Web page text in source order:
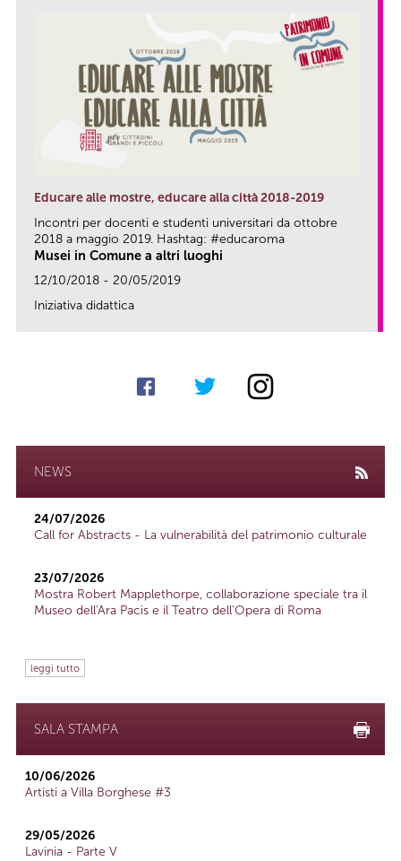
Educare alle mostre, educare alla città 2018-2019
Incontri per docenti e studenti universitari da ottobre
2018 a maggio 2019. Hashtag: #educaroma
Musei in Comune a altri luoghi
12/10/2018 - 20/05/2019
Iniziativa didattica
NEWS
24/07/2026
Call for Abstracts - La vulnerabilità del patrimonio culturale
23/07/2026
Mostra Robert Mapplethorpe, collaborazione speciale tra il
Museo dell'Ara Pacis e il Teatro dell'Opera di Roma
leggi tutto
SALA STAMPA
10/06/2026
Artisti a Villa Borghese #3
29/05/2026
Lavinia - Parte V